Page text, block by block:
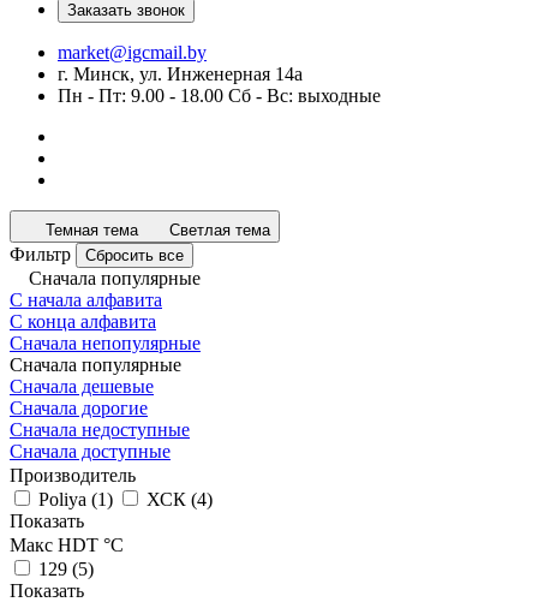
Заказать звонок
market@igcmail.by
г. Минск, ул. Инженерная 14а
Пн - Пт: 9.00 - 18.00 Сб - Вс: выходные
Темная тема Светлая тема
Фильтр Сбросить все
Сначала популярные
С начала алфавита
С конца алфавита
Сначала непопулярные
Сначала популярные
Сначала дешевые
Сначала дорогие
Сначала недоступные
Сначала доступные
Производитель
Poliya (1) ХСК (4)
Показать
Макс HDT °С
129 (5)
Показать